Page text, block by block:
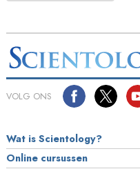
VOLG ONS
Wat is Scientology?
Online cursussen